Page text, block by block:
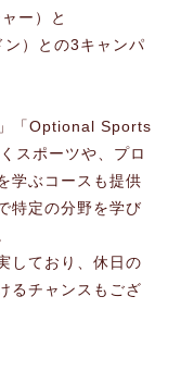
ー）と
）との3キャンパ
「Optional Sports
スポーツや、プロ
学ぶコースも提供
特定の分野を学び
しており、休日の
るチャンスもござ